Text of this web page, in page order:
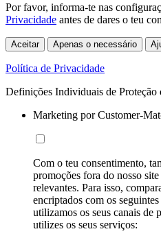
Por favor, informa-te nas
Privacidade antes de dares o teu
Aceitar Apenas o necessário
Política de Privacidade
Definições Individuais de Proteção
Marketing por Customer-
Com o teu consentimento,
promoções fora do nosso
relevantes. Para isso,
encriptados com os
utilizamos os seus canais de
utilizes os seus serviços: